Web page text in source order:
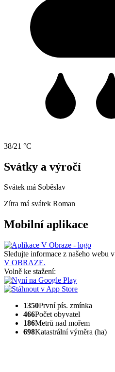
38/21 °C
Svátky a výročí
Svátek má Soběslav
Zítra má svátek Roman
Mobilní aplikace
Sledujte informace z našeho webu v
V OBRAZE.
Volně ke stažení:
1350První pís. zmínka
466Počet obyvatel
186Metrů nad mořem
698Katastrální výměra (ha)